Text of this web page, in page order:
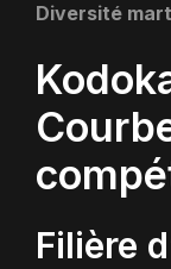
Diversité
Filière